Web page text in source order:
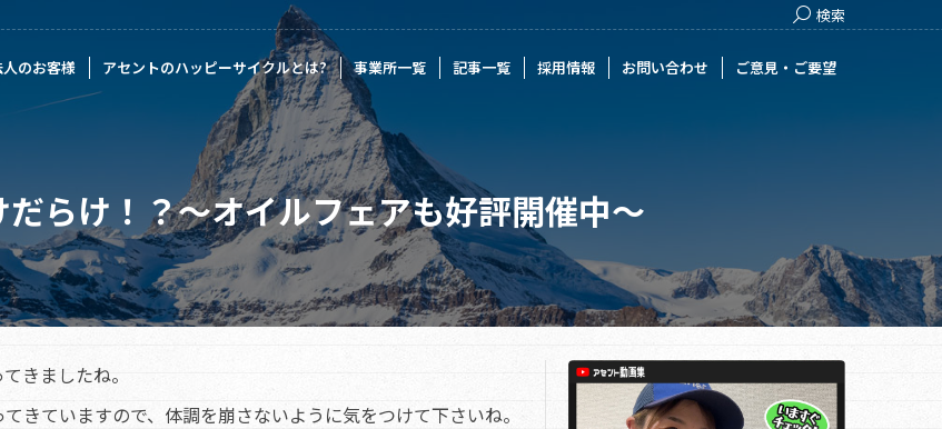
Search:
検索
のお客様 アセントのハッピーサイクルとは? 事業所一覧 記事一覧 採用情報 お問い合わせ ご意見・ご要望
らけ！？～オイルフェアも好評開催中～
きましたね。
きていますので、体調を崩さないように気をつけて下さいね。
事業所一覧